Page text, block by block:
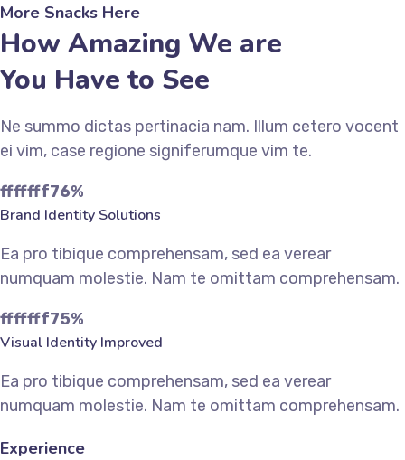
More Snacks Here
How Amazing We are
You Have to See
Ne summo dictas pertinacia nam. Illum cetero vocent
ei vim, case regione signiferumque vim te.
fffffff76%
Brand Identity Solutions
Ea pro tibique comprehensam, sed ea verear
numquam molestie. Nam te omittam comprehensam.
fffffff75%
Visual Identity Improved
Ea pro tibique comprehensam, sed ea verear
numquam molestie. Nam te omittam comprehensam.
Experience